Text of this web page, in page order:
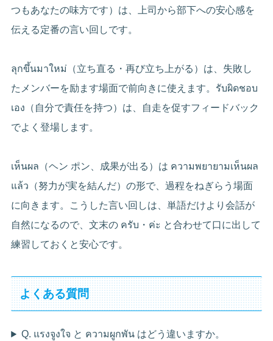
つもあなたの味方です）は、上司から部下への安心感を
伝える定番の言い回しです。
ลุกขึ้นมาใหม่（立ち直る・再び立ち上がる）は、失敗し
たメンバーを励ます場面で前向きに使えます。รับผิดชอบ
เอง（自分で責任を持つ）は、自走を促すフィードバック
でよく登場します。
เห็นผล（ヘン ポン、成果が出る）は ความพยายามเห็นผล
แล้ว（努力が実を結んだ）の形で、過程をねぎらう場面
に向きます。こうした言い回しは、単語だけより会話が
自然になるので、文末の ครับ・ค่ะ と合わせて口に出して
練習しておくと安心です。
よくある質問
Q. แรงจูงใจ と ความผูกพัน はどう違いますか。